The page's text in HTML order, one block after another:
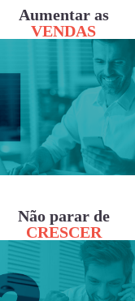
Aumentar as
VENDAS
Não parar de
CRESCER